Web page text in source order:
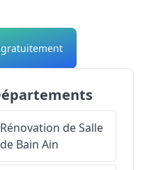
Rénovation de Salle
de Bain Ain